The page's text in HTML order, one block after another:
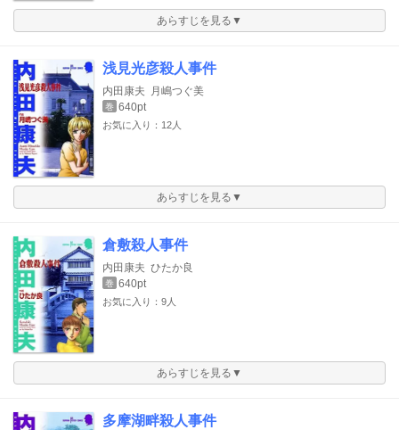
あらすじを見る▼
浅見光彦殺人事件
内田康夫 月嶋つぐ美
巻 640pt
お気に入り：12人
あらすじを見る▼
倉敷殺人事件
内田康夫 ひたか良
巻 640pt
お気に入り：9人
あらすじを見る▼
多摩湖畔殺人事件